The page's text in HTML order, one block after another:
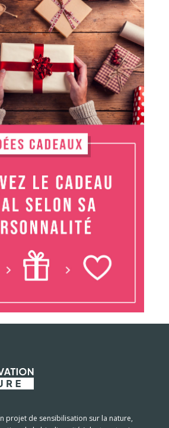
projet de sensibilisation sur la nature,